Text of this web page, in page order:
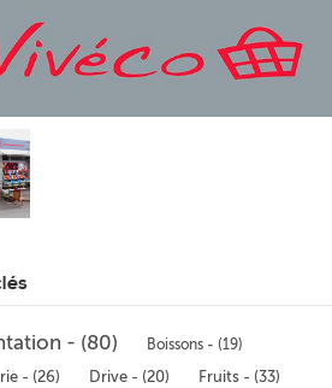
- (80)
Boissons - (19)
- (26)
Drive - (20)
Fruits - (33)